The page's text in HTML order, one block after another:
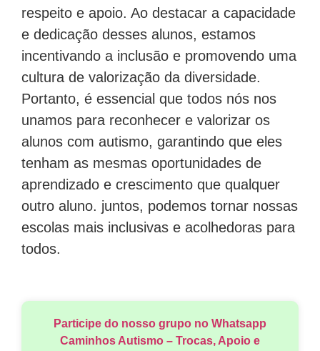
respeito e apoio. Ao destacar a capacidade
e dedicação desses alunos, estamos
incentivando a inclusão e promovendo uma
cultura de valorização da diversidade.
Portanto, é essencial que todos nós nos
unamos para reconhecer e valorizar os
alunos com autismo, garantindo que eles
tenham as mesmas oportunidades de
aprendizado e crescimento que qualquer
outro aluno. juntos, podemos tornar nossas
escolas mais inclusivas e acolhedoras para
todos.
Participe do nosso grupo no Whatsapp
Caminhos Autismo – Trocas, Apoio e